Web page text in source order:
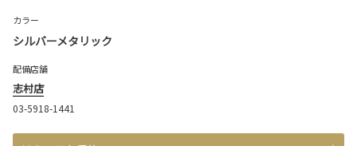
カラー
シルバーメタリック
配備店舗
志村店
03-5918-1441